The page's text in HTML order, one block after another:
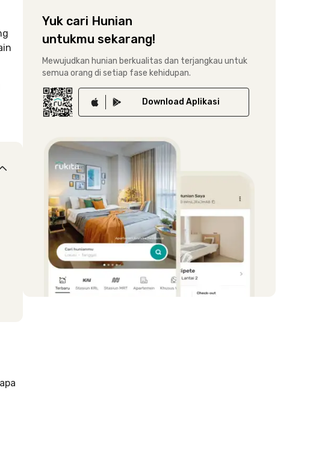
Yuk cari Hunian
untukmu sekarang!
Mewujudkan hunian berkualitas dan terjangkau untuk
semua orang di setiap fase kehidupan.
Download Aplikasi